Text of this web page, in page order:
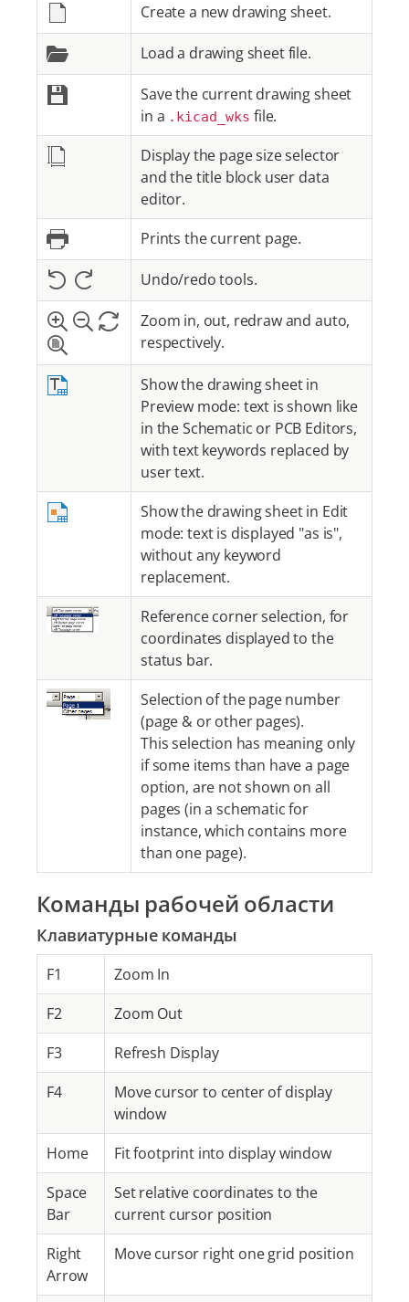
Create a new drawing sheet.
Load a drawing sheet file.
Save the current drawing sheet
in a .kicad_wks file.
Display the page size selector
and the title block user data
editor.
Prints the current page.
Undo/redo tools.
Zoom in, out, redraw and auto,
respectively.
Show the drawing sheet in
Preview mode: text is shown like
in the Schematic or PCB Editors,
with text keywords replaced by
user text.
Show the drawing sheet in Edit
mode: text is displayed "as is",
without any keyword
replacement.
Reference corner selection, for
coordinates displayed to the
status bar.
Selection of the page number
(page & or other pages).
This selection has meaning only
if some items than have a page
option, are not shown on all
pages (in a schematic for
instance, which contains more
than one page).
Команды рабочей области
Клавиатурные команды
F1
Zoom In
F2
Zoom Out
F3
Refresh Display
F4
Move cursor to center of display
window
Home
Fit footprint into display window
Space
Bar
Set relative coordinates to the
current cursor position
Right
Arrow
Move cursor right one grid position